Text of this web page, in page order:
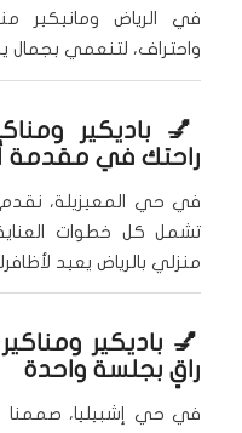
في الرياض ومانيكير
واحتراف، لتنعمي بجمال
💅 باديكير
راحتك في مقدمة
في حي المعيزيلة، نقدم
تشمل كل خطوات العناية
منزلي بالرياض يعيد
💅 باديكير
راقٍ بجلسة واحدة
في حي إشبيليا، صممنا